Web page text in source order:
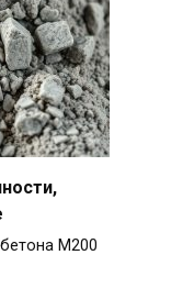
М200